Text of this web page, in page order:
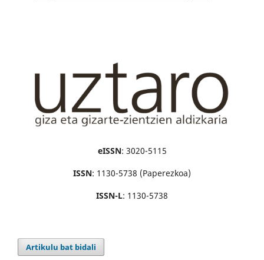
eISSN: 3020-5115
ISSN: 1130-5738 (Paperezkoa)
ISSN-L: 1130-5738
Artikulu bat bidali